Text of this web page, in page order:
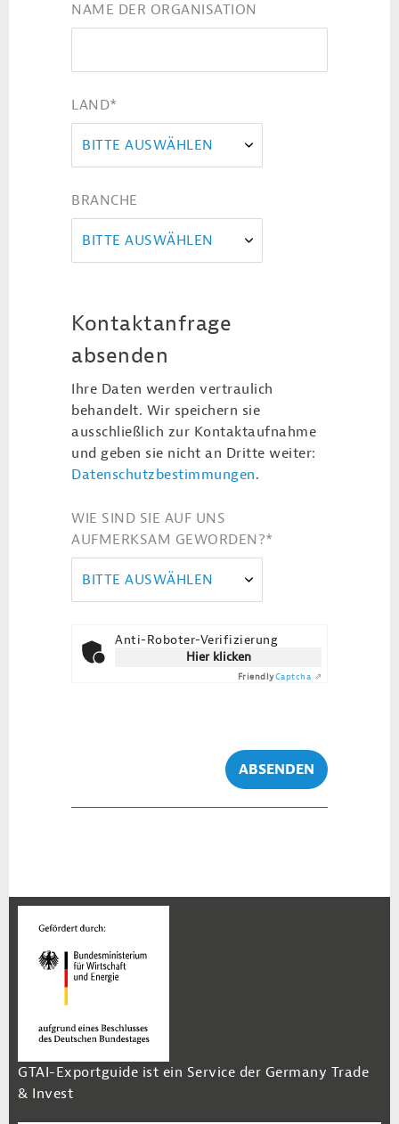
NAME DER ORGANISATION
LAND*
BITTE AUSWÄHLEN
BRANCHE
BITTE AUSWÄHLEN
Kontaktanfrage
absenden
Ihre Daten werden vertraulich
behandelt. Wir speichern sie
ausschließlich zur Kontaktaufnahme
und geben sie nicht an Dritte weiter:
Datenschutzbestimmungen.
WIE SIND SIE AUF UNS
AUFMERKSAM GEWORDEN?*
BITTE AUSWÄHLEN
Anti-Roboter-Verifizierung
Hier klicken
FriendlyCaptcha ⇗
ABSENDEN
GTAI-Exportguide ist ein Service der Germany Trade
& Invest